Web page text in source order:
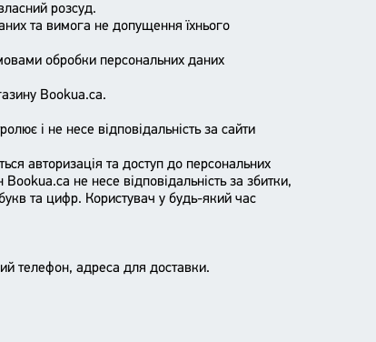
розсуд.
та вимога не допущення їхнього
обробки персональних даних
Bookua.ca.
і не несе відповідальність за сайти
авторизація та доступ до персональних
не несе відповідальність за збитки,
та цифр. Користувач у будь-який час
телефон, адреса для доставки.